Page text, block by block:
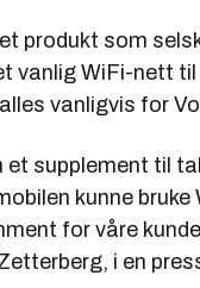
produkt som
vanlig WiFi-nett til
vanligvis for
et supplement til
kunne
for våre
i en